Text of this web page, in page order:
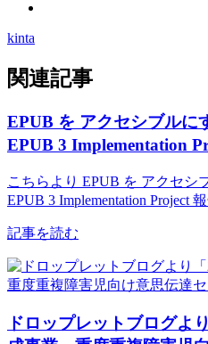
kinta
関連記事
EPUB を アクセシブルに
EPUB 3 Implementation
こちらより EPUB を アクセシ
EPUB 3 Implementation Project
記事を読む
ドロップレットブログよ